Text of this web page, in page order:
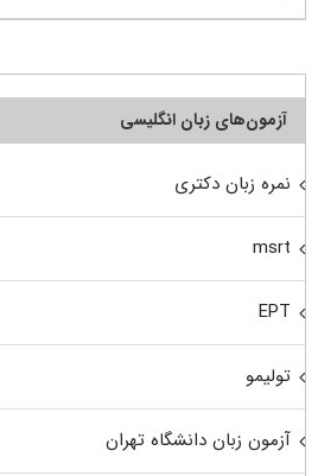
آزمون‌های زبان انگلیسی
نمره زبان دکتری
msrt
EPT
تولیمو
آزمون زبان دانشگاه تهران